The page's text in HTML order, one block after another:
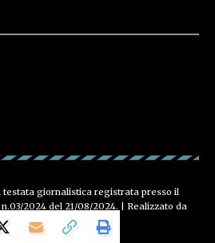
testata giornalistica registrata presso il
2024 del 21/08/2024. | Realizzato da
Creative Agency